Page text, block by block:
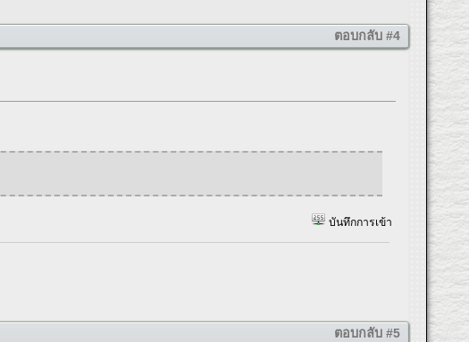
ตอบกลับ #4
บันทึกการเข้า
ตอบกลับ #5